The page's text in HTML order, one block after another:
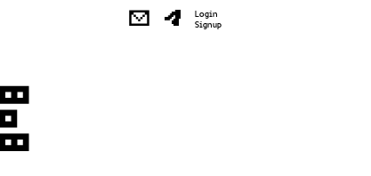
✉
Login
Signup